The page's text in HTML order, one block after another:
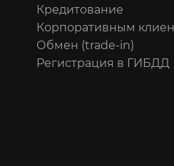
Кредитование
Корпоративным
Обмен (trade-in)
Регистрация в ГИБДД